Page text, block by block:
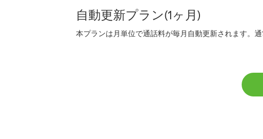
自動更新プラン(1ヶ月)
本プランは月単位で通話料が毎月自動更新されます。